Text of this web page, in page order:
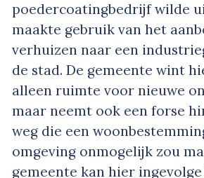
poedercoatingbedrijf wilde
maakte gebruik van het
verhuizen naar een
de stad. De gemeente wint
alleen ruimte voor nieuwe
maar neemt ook een forse
weg die een
omgeving onmogelijk zou
gemeente kan hier